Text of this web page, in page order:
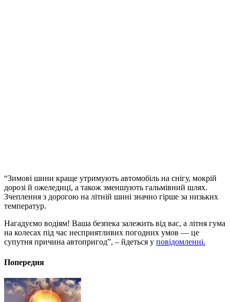
“Зимові шини краще утримують автомобіль на снігу, мокрій
дорозі й ожеледиці, а також зменшують гальмівний шлях.
Зчеплення з дорогою на літній шині значно гірше за низьких
температур.
Нагадуємо водіям! Ваша безпека залежить від вас, а літня гума
на колесах під час несприятливих погодних умов — це
супутня причина автопригод”, – йдеться у повідомленні.
Попередня